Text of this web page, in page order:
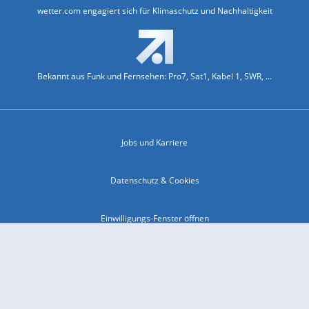
wetter.com engagiert sich für Klimaschutz und Nachhaltigkeit
Bekannt aus Funk und Fernsehen: Pro7, Sat1, Kabel 1, SWR, ...
Jobs und Karriere
Datenschutz & Cookies
Einwilligungs-Fenster öffnen